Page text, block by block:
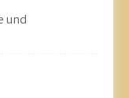
und